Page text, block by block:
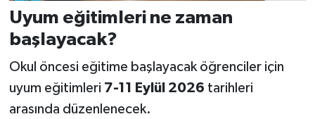
Uyum eğitimleri ne zaman
başlayacak?
Okul öncesi eğitime başlayacak öğrenciler için
uyum eğitimleri 7-11 Eylül 2026 tarihleri
arasında düzenlenecek.